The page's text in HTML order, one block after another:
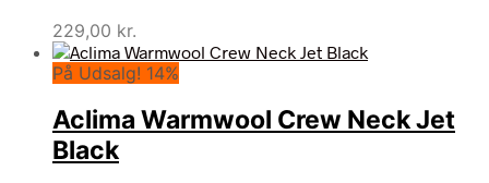
229,00 kr.
På Udsalg! 14%
Aclima Warmwool Crew Neck Jet
Black